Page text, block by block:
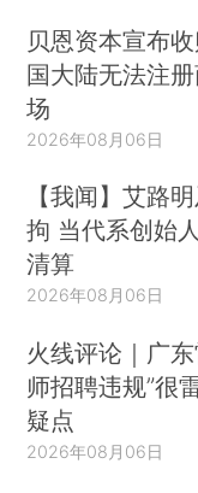
贝恩资本宣布
国大陆无法注
场
2026年08月06日
【我闻】艾路
拘 当代系创始
清算
2026年08月06日
火线评论｜广
师招聘违规”很
疑点
2026年08月06日